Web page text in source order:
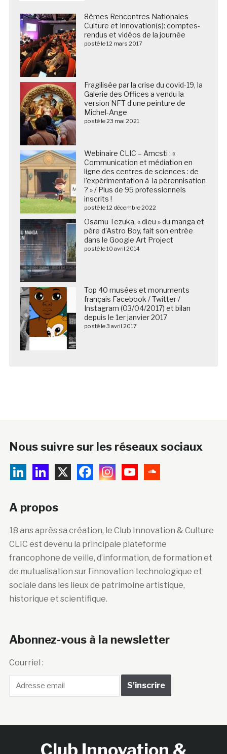
8èmes Rencontres Nationales
Culture et Innovation(s): comptes-
rendus et vidéos de la journée
posté le 12 mars 2017
Fragilisée par la crise du covid-19, la
Galerie des Offices a vendu la
version NFT d’une peinture de
Michel-Ange
posté le 23 mai 2021
Webinaire CLIC – Amcsti : «
Communication et médiation en
ligne des centres de sciences : de
l’expérimentation à la pérennisation
? » / Plus de 95 professionnels
inscrits !
posté le 12 décembre 2022
Osamu Tezuka, « dieu » du manga et
père d’Astro Boy, fait son entrée
dans le Google Art Project
posté le 10 avril 2014
Top 40 musées et monuments
français Facebook / Twitter /
Instagram (03/04/2017) et bilan
depuis le 1er janvier 2017
posté le 3 avril 2017
Nous suivre sur les réseaux sociaux
A propos
18 ans après sa création, le Club Innovation & Culture
CLIC est devenu la principale plateforme
francophone de veille, d’information, de formation et
de mutualisation sur l’innovation technologique et
sociale dans les lieux de patrimoine artistique,
historique et scientifique.
Abonnez-vous à la newsletter
Courriel :
Club Innovation &